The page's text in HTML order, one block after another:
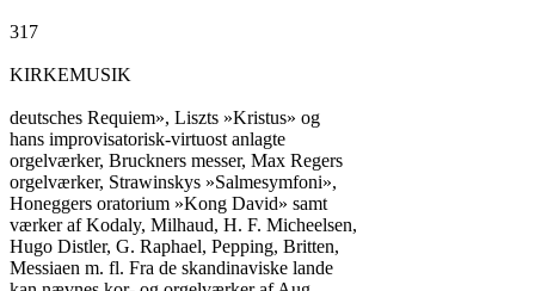
317
KIRKEMUSIK
deutsches Requiem», Liszts »Kristus» og
hans improvisatorisk-virtuost anlagte
orgelværker, Bruckners messer, Max Regers
orgelværker, Strawinskys »Salmesymfoni»,
Honeggers oratorium »Kong David» samt
værker af Kodaly, Milhaud, H. F. Micheelsen,
Hugo Distler, G. Raphael, Pepping, Britten,
Messiaen m. fl. Fra de skandinaviske lande